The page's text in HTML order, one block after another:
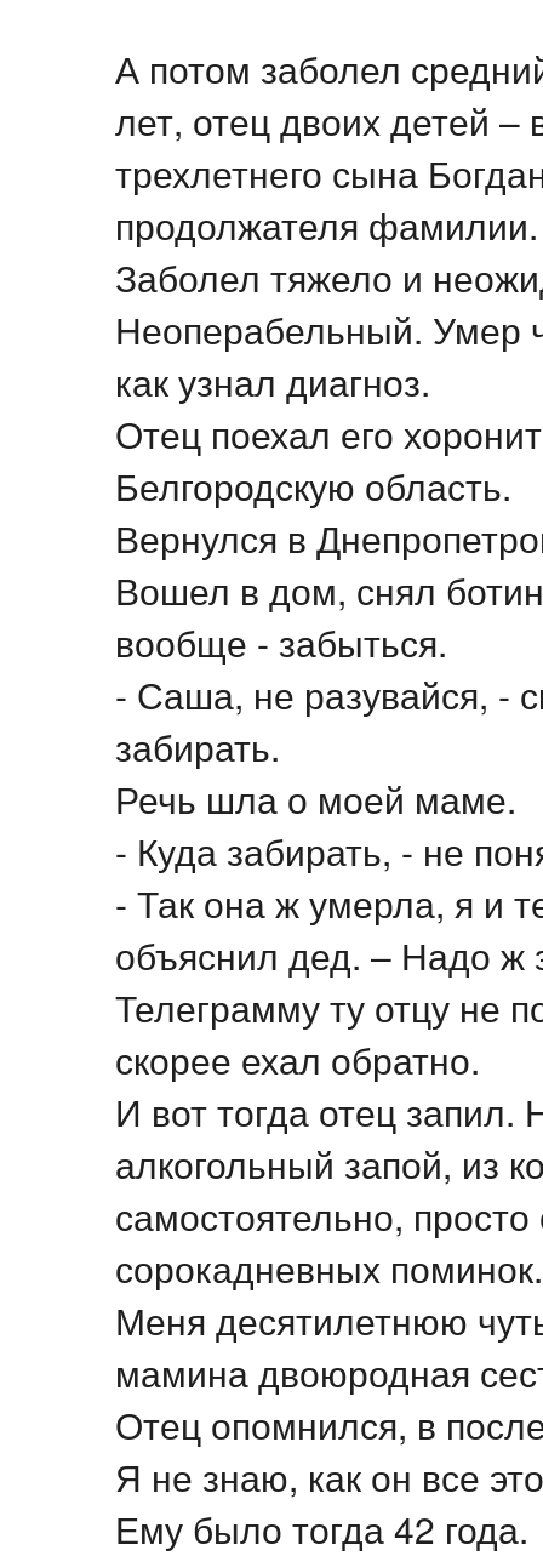
А потом заболел
лет, отец двоих детей –
трехлетнего сына
продолжателя фамилии.
Заболел тяжело и
Неоперабельный. Умер
как узнал диагноз.
Отец поехал его
Белгородскую область.
Вернулся в
Вошел в дом, снял
вообще - забыться.
- Саша, не разувайся, -
забирать.
Речь шла о моей маме.
- Куда забирать, - не
- Так она ж умерла, я и
объяснил дед. – Надо ж
Телеграмму ту отцу не
скорее ехал обратно.
И вот тогда отец запил.
алкогольный запой, из
самостоятельно,
сорокадневных поминок.
Меня десятилетнюю
мамина двоюродная
Отец опомнился, в
Я не знаю, как он все
Ему было тогда 42 года.